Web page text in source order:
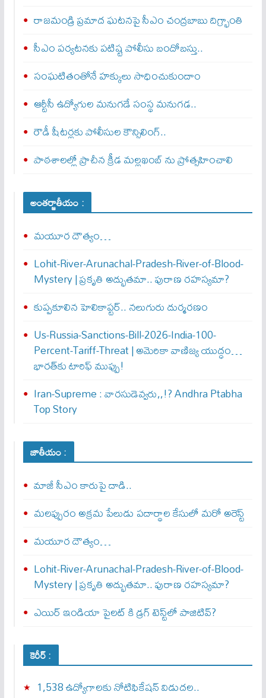
రాజమండ్రి ప్రమాద ఘటనపై సీఎం చంద్రబాబు దిగ్భ్రాంతి
సీఎం పర్యటనకు పటిష్ట పోలీసు బందోబస్తు..
సంఘటితంతోనే హక్కులు సాధించుకుందాం
ఆర్టీసీ ఉద్యోగుల మనుగడే సంస్థ మనుగడ..
రౌడీ షీటర్లకు పోలీసుల కౌన్సిలింగ్‌..
పాఠశాలల్లో ప్రాచీన క్రీడ మల్లఖంబ్ ను ప్రోత్సహించాలి
అంతర్జాతీయం :
మయూర దౌత్యం…
Lohit-River-Arunachal-Pradesh-River-of-Blood-
Mystery | ప్రకృతి అద్భుతమా.. పురాణ రహస్యమా?
కుప్పకూలిన హెలికాప్టర్‌.. నలుగురు దుర్మరణం
Us-Russia-Sanctions-Bill-2026-India-100-
Percent-Tariff-Threat | అమెరికా వాణిజ్య యుద్ధం…
భారత్‌కు టారిఫ్ ముప్పు!
Iran-Supreme : వార‌సుడెవ్వ‌రు,,!? Andhra Ptabha
Top Story
జాతీయం :
మాజీ సీఎం కారుపై దాడి..
మలప్పురం అక్రమ పేలుడు పదార్థాల కేసులో మరో అరెస్ట్‌
మయూర దౌత్యం…
Lohit-River-Arunachal-Pradesh-River-of-Blood-
Mystery | ప్రకృతి అద్భుతమా.. పురాణ రహస్యమా?
ఎయిర్‌ ఇండియా పైలట్‌ కి డ్రగ్‌ టెస్ట్‌లో పాజిటివ్‌?
కెరీర్ :
1,538 ఉద్యోగాలకు నోటిఫికేషన్ విడుదల..